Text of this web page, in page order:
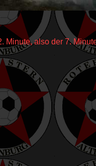
Minute, also der 7.